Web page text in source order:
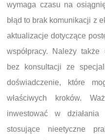
wymaga czasu na
błąd to brak komunikacji z
aktualizacje dotyczące
współpracy. Należy
bez konsultacji ze
doświadczenie, które
właściwych kroków.
inwestować w
stosujące nieetyczne